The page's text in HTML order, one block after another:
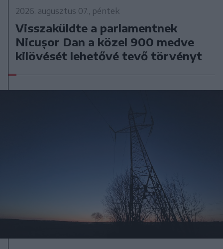
2026. augusztus 07., péntek
Visszaküldte a parlamentnek
Nicușor Dan a közel 900 medve
kilövését lehetővé tevő törvényt